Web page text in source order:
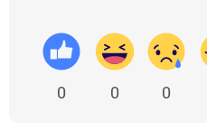
0 0 0